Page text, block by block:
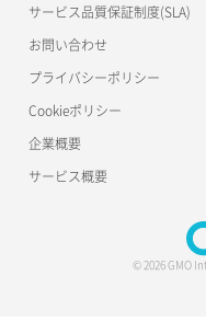
サービス品質保証制度(SLA)
お問い合わせ
プライバシーポリシー
Cookieポリシー
企業概要
サービス概要
© 2026 GMO